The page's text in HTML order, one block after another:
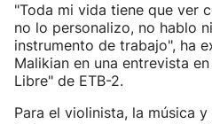
"Toda mi vida tiene que ver
no lo personalizo, no hablo
instrumento de trabajo", ha
Malikian en una entrevista
Libre" de ETB-2.
Para el violinista, la música